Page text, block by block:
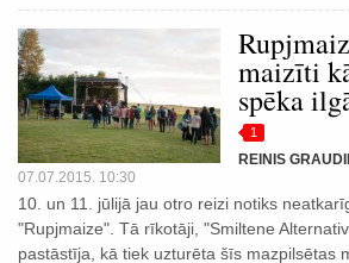
maizīti
spēka
1
REINIS
07.07.2015. 10:30
10. un 11. jūlijā jau otro reizi notiks
"Rupjmaize". Tā rīkotāji, "Smiltene
pastāstīja, kā tiek uzturēta šīs mazpilsētas